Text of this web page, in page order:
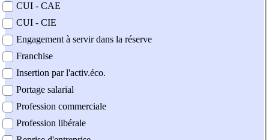
CUI - CAE
CUI - CIE
Engagement à servir dans la réserve
Franchise
Insertion par l'activ.éco.
Portage salarial
Profession commerciale
Profession libérale